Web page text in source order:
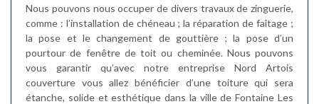
Nous pouvons nous occuper de divers travaux de zinguerie,
comme : l’installation de chéneau ; la réparation de faîtage ;
la pose et le changement de gouttière ; la pose d’un
pourtour de fenêtre de toit ou cheminée. Nous pouvons
vous garantir qu’avec notre entreprise Nord Artois
couverture vous allez bénéficier d’une toiture qui sera
étanche, solide et esthétique dans la ville de Fontaine Les